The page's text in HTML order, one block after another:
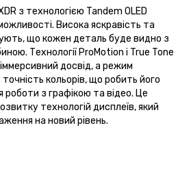
з технологією Tandem OLED
Висока яскравість та
що кожен деталь буде видно з
Технології ProMotion і True Tone
досвід, а режим
кольорів, що робить його
роботи з графікою та відео. Це
технологій дисплеїв, який
на новий рівень.